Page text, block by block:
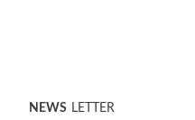
NEWS LETTER